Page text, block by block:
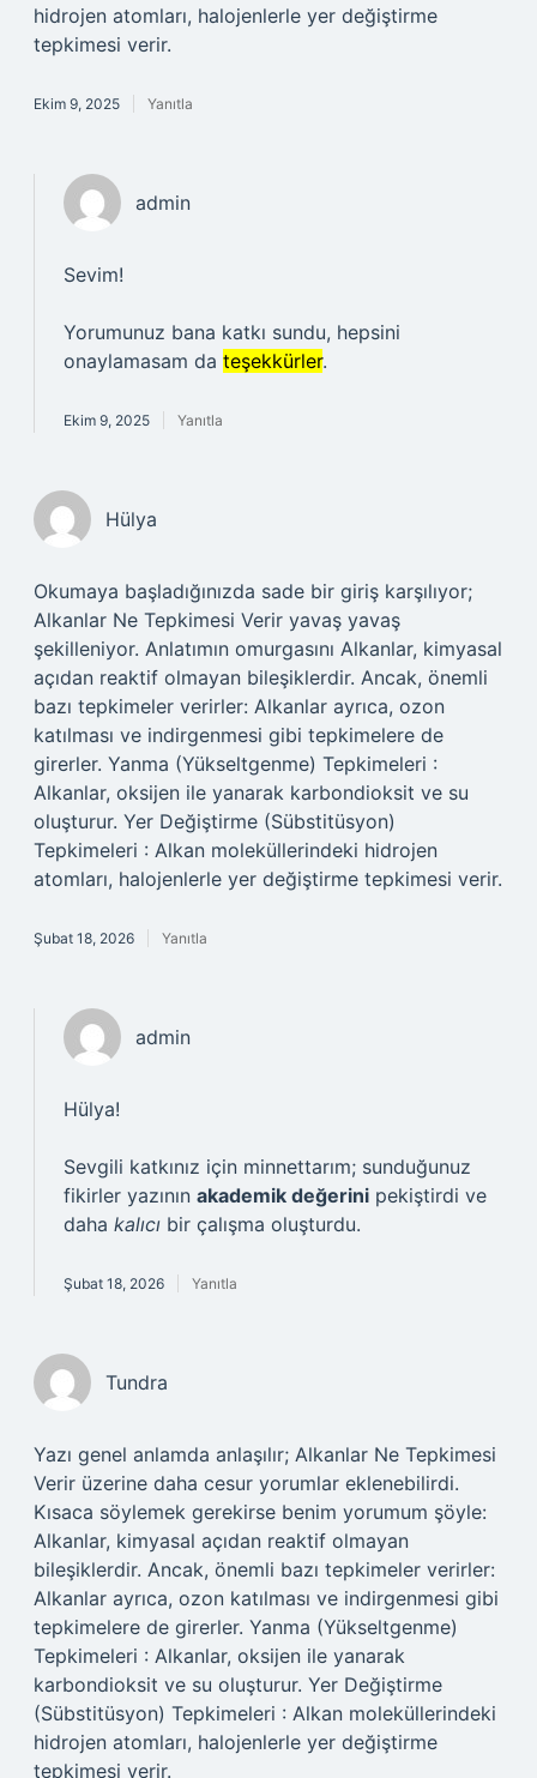
hidrojen atomları, halojenlerle yer değiştirme
tepkimesi verir.
Ekim 9, 2025 Yanıtla
admin
Sevim!
Yorumunuz bana katkı sundu, hepsini
onaylamasam da teşekkürler.
Ekim 9, 2025 Yanıtla
Hülya
Okumaya başladığınızda sade bir giriş karşılıyor;
Alkanlar Ne Tepkimesi Verir yavaş yavaş
şekilleniyor. Anlatımın omurgasını Alkanlar, kimyasal
açıdan reaktif olmayan bileşiklerdir. Ancak, önemli
bazı tepkimeler verirler: Alkanlar ayrıca, ozon
katılması ve indirgenmesi gibi tepkimelere de
girerler. Yanma (Yükseltgenme) Tepkimeleri :
Alkanlar, oksijen ile yanarak karbondioksit ve su
oluşturur. Yer Değiştirme (Sübstitüsyon)
Tepkimeleri : Alkan moleküllerindeki hidrojen
atomları, halojenlerle yer değiştirme tepkimesi verir.
Şubat 18, 2026 Yanıtla
admin
Hülya!
Sevgili katkınız için minnettarım; sunduğunuz
fikirler yazının akademik değerini pekiştirdi ve
daha kalıcı bir çalışma oluşturdu.
Şubat 18, 2026 Yanıtla
Tundra
Yazı genel anlamda anlaşılır; Alkanlar Ne Tepkimesi
Verir üzerine daha cesur yorumlar eklenebilirdi.
Kısaca söylemek gerekirse benim yorumum şöyle:
Alkanlar, kimyasal açıdan reaktif olmayan
bileşiklerdir. Ancak, önemli bazı tepkimeler verirler:
Alkanlar ayrıca, ozon katılması ve indirgenmesi gibi
tepkimelere de girerler. Yanma (Yükseltgenme)
Tepkimeleri : Alkanlar, oksijen ile yanarak
karbondioksit ve su oluşturur. Yer Değiştirme
(Sübstitüsyon) Tepkimeleri : Alkan moleküllerindeki
hidrojen atomları, halojenlerle yer değiştirme
tepkimesi verir.